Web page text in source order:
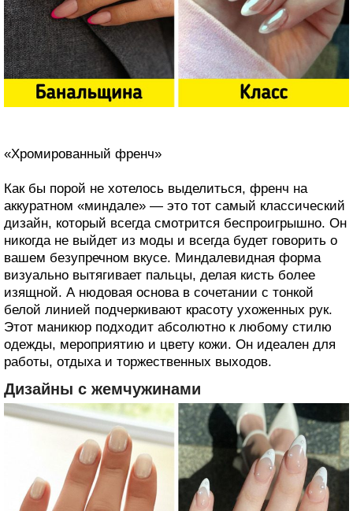
«Хромированный френч»
Как бы порой не хотелось выделиться, френч на
аккуратном «миндале» — это тот самый классический
дизайн, который всегда смотрится беспроигрышно. Он
никогда не выйдет из моды и всегда будет говорить о
вашем безупречном вкусе. Миндалевидная форма
визуально вытягивает пальцы, делая кисть более
изящной. А нюдовая основа в сочетании с тонкой
белой линией подчеркивают красоту ухоженных рук.
Этот маникюр подходит абсолютно к любому стилю
одежды, мероприятию и цвету кожи. Он идеален для
работы, отдыха и торжественных выходов.
Дизайны с жемчужинами